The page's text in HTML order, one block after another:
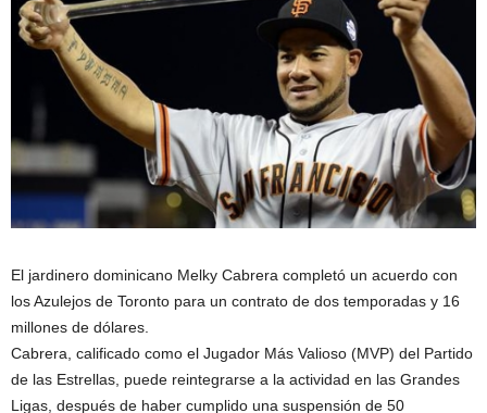
El jardinero dominicano Melky Cabrera completó un acuerdo con
los Azulejos de Toronto para un contrato de dos temporadas y 16
millones de dólares.
Cabrera, calificado como el Jugador Más Valioso (MVP) del Partido
de las Estrellas, puede reintegrarse a la actividad en las Grandes
Ligas, después de haber cumplido una suspensión de 50